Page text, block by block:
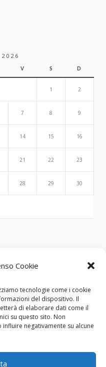
Cookie
tecnologie come i cookie
del dispositivo. Il
di elaborare dati come il
su questo sito. Non
negativamente su alcune
2026
V S D
1 2
7 8 9
14 15 16
21 22 23
28 29 30